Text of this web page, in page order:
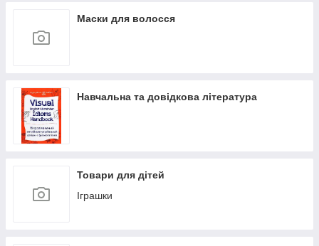
Маски для волосся
Навчальна та довідкова література
Товари для дітей
Іграшки